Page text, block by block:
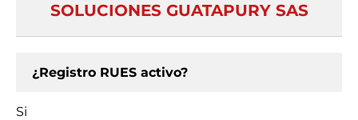
SOLUCIONES GUATAPURY SAS
¿Registro RUES activo?
Si